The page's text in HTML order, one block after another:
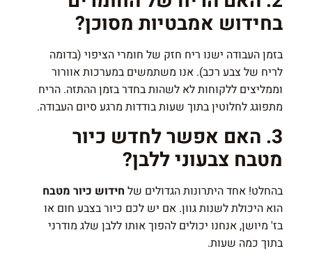
בחידוש אמבטיות מסוכן?
בזמן העבודה ישנו ריח חזק של חומרי הציפוי (בדומה
לריח של צבע רכב). אנו משתמשים במערכות אוורור
וממליצים ללקוחות לא לשהות בחדר בזמן ההתזה. הריח
מתפוגג לחלוטין בתוך שעות בודדות מרגע סיום העבודה.
3. האם אפשר לחדש כיור
מטבח צבעוני ללבן?
בהחלט! אחד היתרונות הגדולים של חידוש כיור מטבח
הוא היכולת לשנות גוון. אם יש לכם כיור בצבע חום או
בז' מיושן, אנחנו יכולים להפוך אותו ללבן שלג מודרני
בתוך כמה שעות.